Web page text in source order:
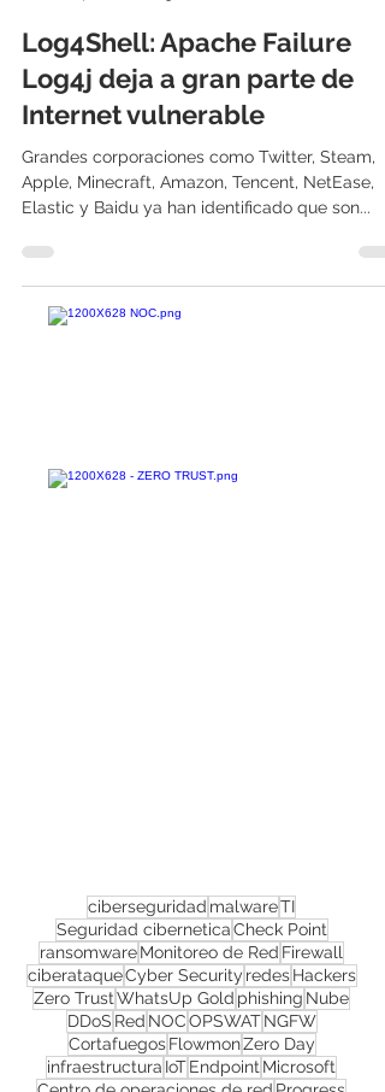
14 dic 2021
3 min de lectura
Log4Shell: Apache Failure
Log4j deja a gran parte de
Internet vulnerable
Grandes corporaciones como Twitter, Steam,
Elastic y Baidu ya han identificado que son...
ciberseguridadmalware TI
Seguridad ciberneticaCheck Point
ransomwareMonitoreo de Red Firewall
ciberataqueCyber SecurityredesHackers
Zero TrustWhatsUp GoldphishingNube
DDoSRedNOC OPSWATNGFW